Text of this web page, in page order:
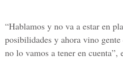
“Hablamos y no va a estar en
posibilidades y ahora vino
no lo vamos a tener en cuenta”,